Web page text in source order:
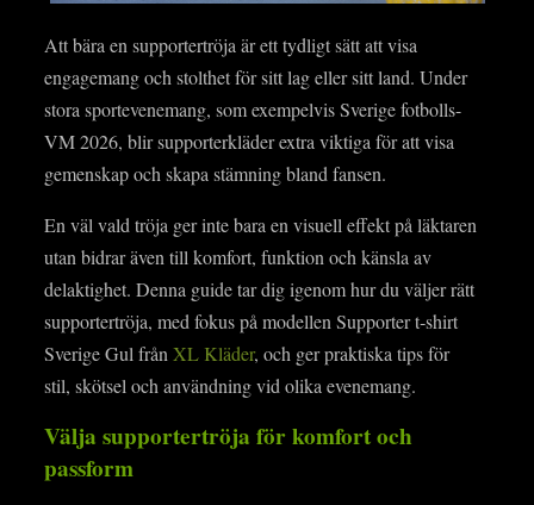
Att bära en supportertröja är ett tydligt sätt att visa
engagemang och stolthet för sitt lag eller sitt land. Under
stora sportevenemang, som exempelvis Sverige fotbolls-
VM 2026, blir supporterkläder extra viktiga för att visa
gemenskap och skapa stämning bland fansen.
En väl vald tröja ger inte bara en visuell effekt på läktaren
utan bidrar även till komfort, funktion och känsla av
delaktighet. Denna guide tar dig igenom hur du väljer rätt
supportertröja, med fokus på modellen Supporter t‑shirt
Sverige Gul från XL Kläder, och ger praktiska tips för
stil, skötsel och användning vid olika evenemang.
Välja supportertröja för komfort och
passform